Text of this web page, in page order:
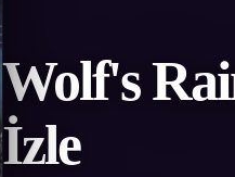
Wolf's
İzle